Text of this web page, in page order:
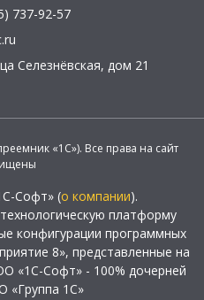
737-92-57
Селезнёвская, дом 21
«1С»). Все права на сайт
Софт» (о компании).
платформу
конфигурации программных
8», представленные на
«1С-Софт» - 100% дочерней
«Группа 1С»